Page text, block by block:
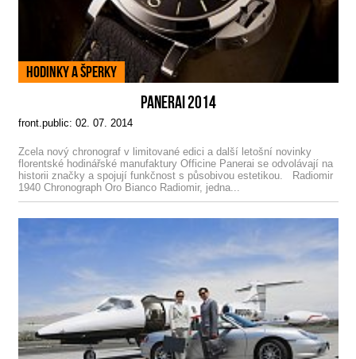
Hodinky a šperky
PANERAI 2014
front.public: 02. 07. 2014
Zcela nový chronograf v limitované edici a další letošní novinky
florentské hodinářské manufaktury Officine Panerai se odvolávají na
historii značky a spojují funkčnost s působivou estetikou. Radiomir
1940 Chronograph Oro Bianco Radiomir, jedna...